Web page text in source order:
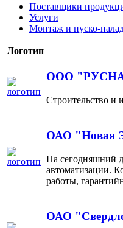
Поставщики
Услуги
Монтаж и пуско-
Логотип
ООО
Строительство и
ОАО "Новая
На сегодняшний
автоматизации.
работы,
ОАО